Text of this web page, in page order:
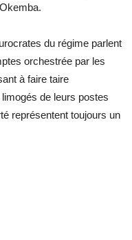
du régime parlent
orchestrée par les
à faire taire
de leurs postes
représentent toujours un